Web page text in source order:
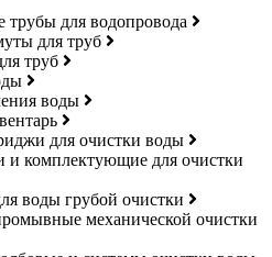
трубы для водопровода
для труб
труб
воды
для очистки воды
и комплектующие для очистки
воды грубой очистки
механической очистки